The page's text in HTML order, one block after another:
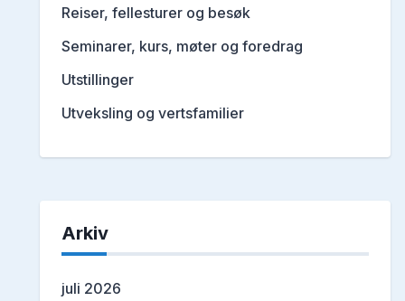
Reiser, fellesturer og besøk
Seminarer, kurs, møter og foredrag
Utstillinger
Utveksling og vertsfamilier
Arkiv
juli 2026